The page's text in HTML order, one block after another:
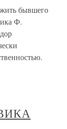
бывшего
Ф.